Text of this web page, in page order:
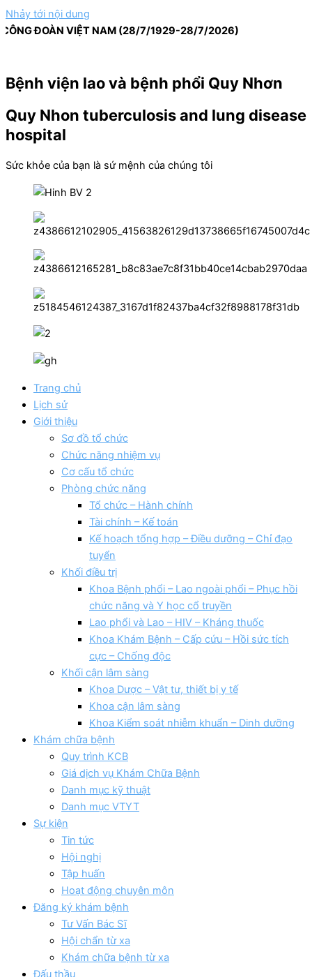
Nhảy tới nội dung
ĐOÀN VIỆT NAM (28/7/1929-28/7/2026)
Bệnh viện lao và bệnh phổi Quy Nhơn
Quy Nhon tuberculosis and lung disease
hospital
Sức khỏe của bạn là sứ mệnh của chúng tôi
Trang chủ
Lịch sử
Giới thiệu
Sơ đồ tổ chức
Chức năng nhiệm vụ
Cơ cấu tổ chức
Phòng chức năng
Tổ chức – Hành chính
Tài chính – Kế toán
Kế hoạch tổng hợp – Điều dưỡng – Chỉ đạo
tuyển
Khối điều trị
Khoa Bệnh phổi – Lao ngoài phổi – Phục hồi
chức năng và Y học cổ truyền
Lao phổi và Lao – HIV – Kháng thuốc
Khoa Khám Bệnh – Cấp cứu – Hồi sức tích
cực – Chống độc
Khối cận lâm sàng
Khoa Dược – Vật tư, thiết bị y tế
Khoa cận lâm sàng
Khoa Kiểm soát nhiễm khuẩn – Dinh dưỡng
Khám chữa bệnh
Quy trình KCB
Giá dịch vụ Khám Chữa Bệnh
Danh mục kỹ thuật
Danh mục VTYT
Sự kiện
Tin tức
Hội nghị
Tập huấn
Hoạt động chuyên môn
Đăng ký khám bệnh
Tư Vấn Bác Sĩ
Hội chẩn từ xa
Khám chữa bệnh từ xa
Đấu thầu